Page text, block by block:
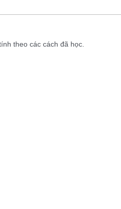
theo các cách đã học.